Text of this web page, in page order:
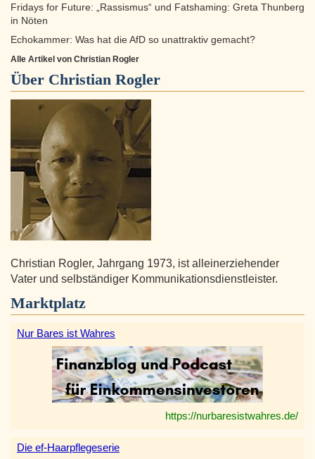
Fridays for Future: „Rassismus“ und Fatshaming: Greta Thunberg
in Nöten
Echokammer: Was hat die AfD so unattraktiv gemacht?
Alle Artikel von Christian Rogler
Über Christian Rogler
Christian Rogler, Jahrgang 1973, ist alleinerziehender
Vater und selbständiger Kommunikationsdienstleister.
Marktplatz
Nur Bares ist Wahres
https://nurbaresistwahres.de/
Die ef-Haarpflegeserie